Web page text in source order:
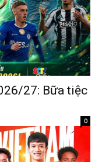
27: Bữa tiệc
0